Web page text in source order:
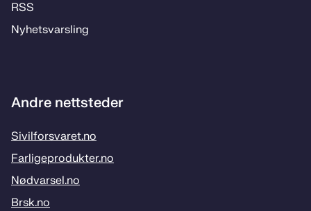
RSS
Ny­hets­­vars­­ling
Andre nettsteder
Sivilforsvaret.no
Farligeprodukter.no
Nødvarsel.no
Brsk.no